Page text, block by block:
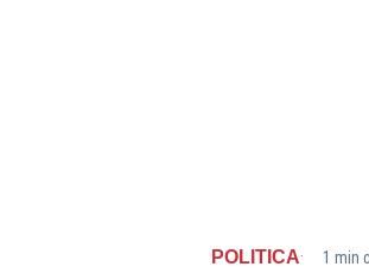
POLITICA· 1 min